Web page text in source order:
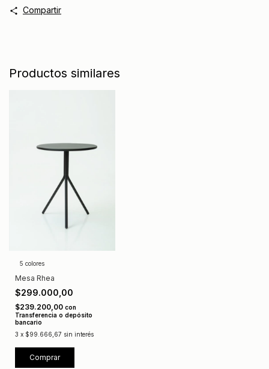
Compartir
Productos similares
5 colores
Mesa Rhea
$299.000,00
$239.200,00 con
Transferencia o depósito
bancario
3 x $99.666,67 sin interés
Comprar